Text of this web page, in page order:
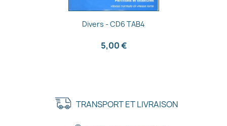
Aperçu rapide
Divers - CD6 TAB4
5,00 €
TRANSPORT ET LIVRAISON